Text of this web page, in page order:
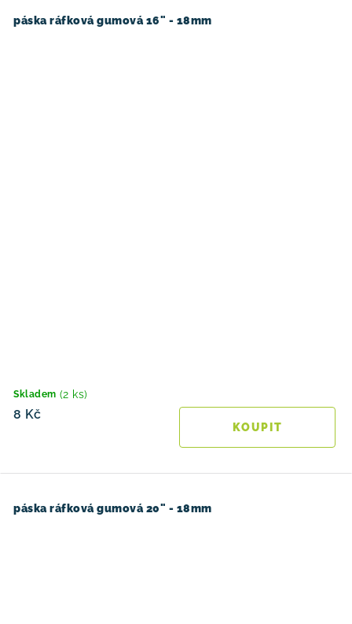
páska ráfková gumová 16" - 18mm
Skladem (2 ks)
8 Kč
páska ráfková gumová 20" - 18mm